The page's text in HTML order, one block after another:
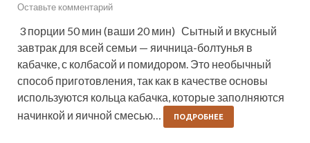
Оставьте комментарий
3 порции 50 мин (ваши 20 мин) Сытный и вкусный
завтрак для всей семьи — яичница-болтунья в
кабачке, с колбасой и помидором. Это необычный
способ приготовления, так как в качестве основы
используются кольца кабачка, которые заполняются
начинкой и яичной смесью…
ПОДРОБНЕЕ